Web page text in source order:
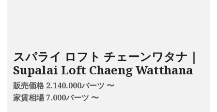
スパライ ロフト チェーンワタナ｜
Supalai Loft Chaeng Watthana
販売価格 2.140.000バーツ 〜
家賃相場 7.000バーツ 〜